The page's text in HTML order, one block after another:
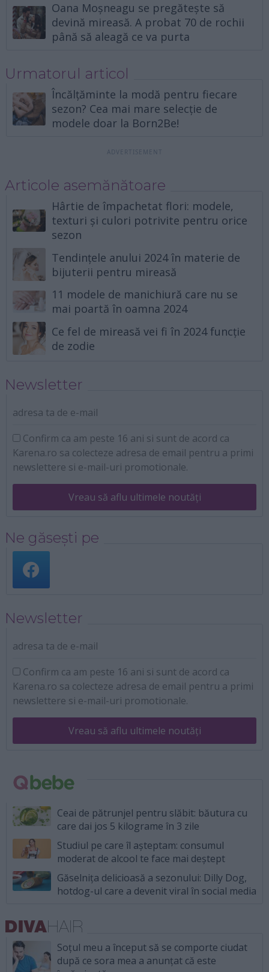
Oana Moșneagu se pregătește să
devină mireasă. A probat 70 de rochii
până să aleagă ce va purta
Urmatorul articol
Încălțăminte la modă pentru fiecare
sezon? Cea mai mare selecție de
modele doar la Born2Be!
Articole asemănătoare
Hârtie de împachetat flori: modele,
texturi și culori potrivite pentru orice
sezon
Tendințele anului 2024 în materie de
bijuterii pentru mireasă
11 modele de manichiură care nu se
mai poartă în oamna 2024
Ce fel de mireasă vei fi în 2024 funcție
de zodie
Newsletter
adresa ta de e-mail
Confirm ca am peste 16 ani si sunt de acord ca
Karena.ro sa colecteze adresa de email pentru a primi
newslettere si e-mail-uri promotionale.
Vreau să aflu ultimele noutăți
Ne găsești pe
Newsletter
adresa ta de e-mail
Confirm ca am peste 16 ani si sunt de acord ca
Karena.ro sa colecteze adresa de email pentru a primi
newslettere si e-mail-uri promotionale.
Vreau să aflu ultimele noutăți
Ceai de pătrunjel pentru slăbit: băutura cu
care dai jos 5 kilograme în 3 zile
Studiul pe care îl așteptam: consumul
moderat de alcool te face mai deștept
Găselnița delicioasă a sezonului: Dilly Dog,
hotdog-ul care a devenit viral în social media
Soțul meu a început să se comporte ciudat
după ce sora mea a anunțat că este